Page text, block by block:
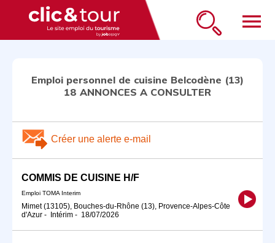
menu
Emploi personnel de cuisine Belcodène (13)
18 ANNONCES A CONSULTER
Créer une alerte e-mail
COMMIS DE CUISINE H/F
Emploi TOMA Interim
Mimet (13105), Bouches-du-Rhône (13), Provence-Alpes-Côte
d'Azur - Intérim - 18/07/2026